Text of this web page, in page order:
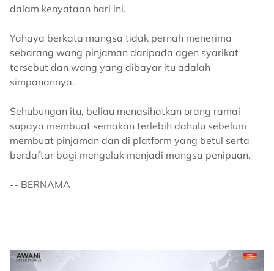
dalam kenyataan hari ini.
Yahaya berkata mangsa tidak pernah menerima
sebarang wang pinjaman daripada agen syarikat
tersebut dan wang yang dibayar itu adalah
simpanannya.
Sehubungan itu, beliau menasihatkan orang ramai
supaya membuat semakan terlebih dahulu sebelum
membuat pinjaman dan di platform yang betul serta
berdaftar bagi mengelak menjadi mangsa penipuan.
-- BERNAMA